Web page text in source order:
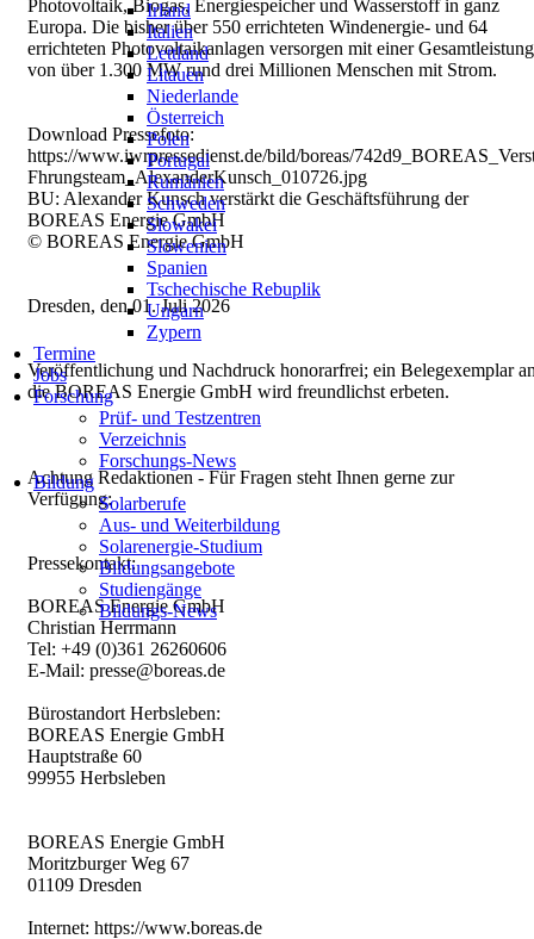
Irland
Italien
Lettland
Litauen
Niederlande
Österreich
Polen
Portugal
Rumänien
Schweden
Slowakei
Slowenien
Spanien
Tschechische Rebuplik
Ungarn
Zypern
Termine
Jobs
Forschung
Prüf- und Testzentren
Verzeichnis
Forschungs-News
Bildung
Solarberufe
Aus- und Weiterbildung
Solarenergie-Studium
Bildungsangebote
Studiengänge
Bildungs-News
Photovoltaik, Biogas, Energiespeicher und Wasserstoff in ganz
Europa. Die bisher über 550 errichteten Windenergie- und 64
errichteten Photovoltaikanlagen versorgen mit einer Gesamtleistung
von über 1.300 MW rund drei Millionen Menschen mit Strom.
Download Pressefoto:
https://www.iwrpressedienst.de/bild/boreas/
Fhrungsteam_AlexanderKunsch_010726.jpg
BU: Alexander Kunsch verstärkt die Geschäftsführung der
BOREAS Energie GmbH
© BOREAS Energie GmbH
Dresden, den 01. Juli 2026
Veröffentlichung und Nachdruck honorarfrei; ein Belegexemplar
die BOREAS Energie GmbH wird freundlichst erbeten.
Achtung Redaktionen - Für Fragen steht Ihnen gerne zur
Verfügung:
Pressekontakt:
BOREAS Energie GmbH
Christian Herrmann
Tel: +49 (0)361 26260606
E-Mail: presse@boreas.de
Bürostandort Herbsleben:
BOREAS Energie GmbH
Hauptstraße 60
99955 Herbsleben
BOREAS Energie GmbH
Moritzburger Weg 67
01109 Dresden
Internet: https://www.boreas.de